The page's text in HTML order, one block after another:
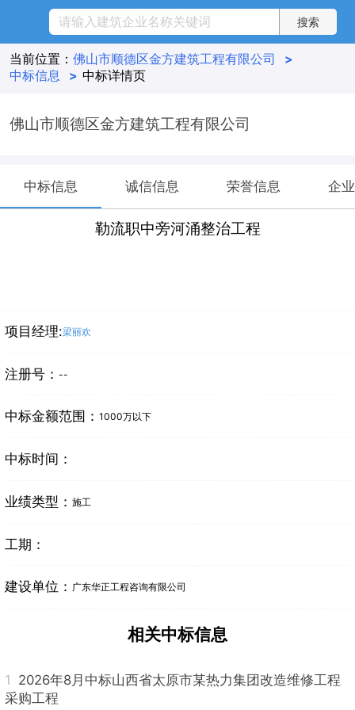
当前位置： 佛山市顺德区金方建筑工程有限公司
>
中标信息
> 中标详情页
佛山市顺德区金方建筑工程有限公司
中标信息 诚信信息 荣誉信息 企
勒流职中旁河涌整治工程
项目经理:梁丽欢
注册号： --
中标金额范围： 1000万以下
中标时间：
业绩类型： 施工
工期：
建设单位： 广东华正工程咨询有限公司
相关中标信息
1 2026年8月中标山西省太原市某热力集团改造维修工程
采购工程